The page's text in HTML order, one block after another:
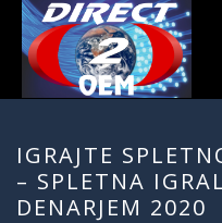
IGRAJTE
– SPLETNA
DENARJEM 2020